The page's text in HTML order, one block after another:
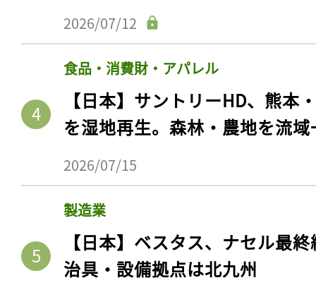
2026/07/12
食品・消費財・アパレル
【日本】サントリーHD、熊本
を湿地再生。森林・農地を流
2026/07/15
製造業
【日本】ベスタス、ナセル最
治具・設備拠点は北九州